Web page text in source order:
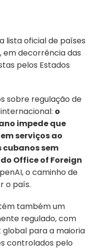
lista oficial de países
em decorrência das
pelos Estados
sobre regulação de
o
impede que
serviços ao
cubanos sem
Office of Foreign
o caminho de
o país.
também um
regulado, com
para a maioria
controlados pelo